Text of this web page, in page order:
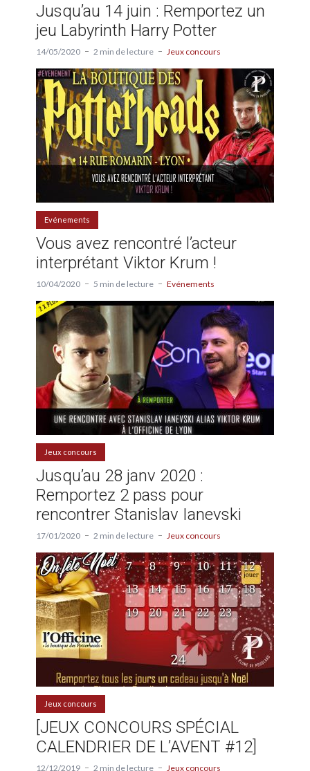
Jusqu’au 14 juin : Remportez un
jeu Labyrinth Harry Potter
14/05/2020 2 min de lecture Jeux concours
Evénements
Vous avez rencontré l’acteur
interprétant Viktor Krum !
10/04/2020 5 min de lecture Evénements
Jeux concours
Jusqu’au 28 janv 2020 :
Remportez 2 pass pour
rencontrer Stanislav Ianevski
17/01/2020 2 min de lecture Jeux concours
Jeux concours
[JEUX CONCOURS SPÉCIAL
CALENDRIER DE L’AVENT #12]
12/12/2019 2 min de lecture Jeux concours